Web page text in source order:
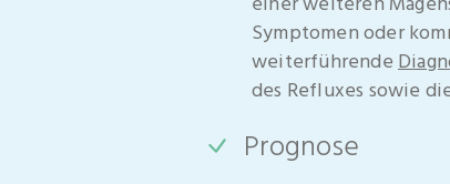
Symptomen oder
weiterführende
des Refluxes sowie
Prognose